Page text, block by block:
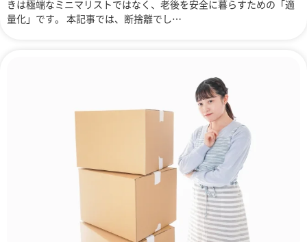
きは極端なミニマリストではなく、老後を安全に暮らすための「適
量化」です。 本記事では、断捨離でし…